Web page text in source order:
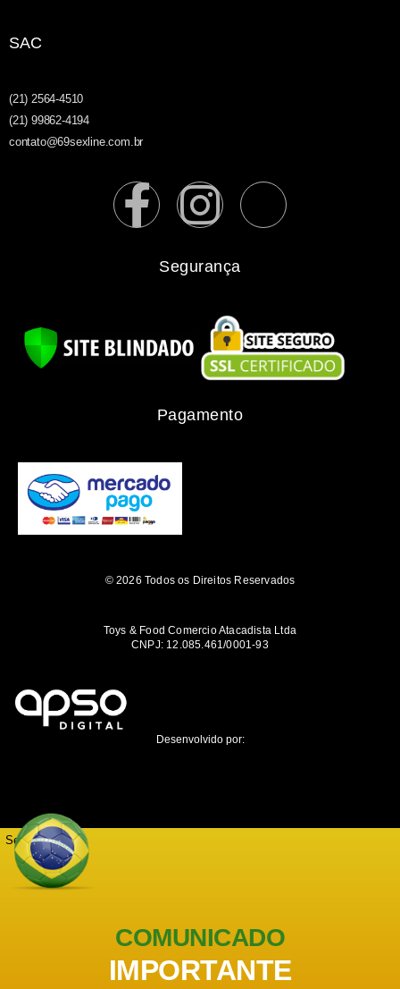
SAC
(21) 2564-4510
(21) 99862-4194
contato@69sexline.com.br
Segurança
Pagamento
© 2026 Todos os Direitos Reservados
Toys & Food Comercio Atacadista Ltda
CNPJ: 12.085.461/0001-93
Desenvolvido por:
Seja notificado
COMUNICADO
IMPORTANTE